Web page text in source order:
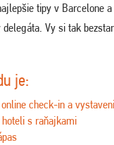
tipy v Barcelone
Vy si tak
je:
check-in a
s raňajkami